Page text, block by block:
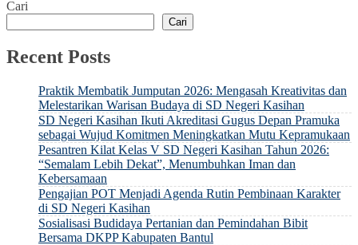
Cari
Cari
Recent Posts
Praktik Membatik Jumputan 2026: Mengasah Kreativitas dan
Melestarikan Warisan Budaya di SD Negeri Kasihan
SD Negeri Kasihan Ikuti Akreditasi Gugus Depan Pramuka
sebagai Wujud Komitmen Meningkatkan Mutu Kepramukaan
Pesantren Kilat Kelas V SD Negeri Kasihan Tahun 2026:
“Semalam Lebih Dekat”, Menumbuhkan Iman dan
Kebersamaan
Pengajian POT Menjadi Agenda Rutin Pembinaan Karakter
di SD Negeri Kasihan
Sosialisasi Budidaya Pertanian dan Pemindahan Bibit
Bersama DKPP Kabupaten Bantul